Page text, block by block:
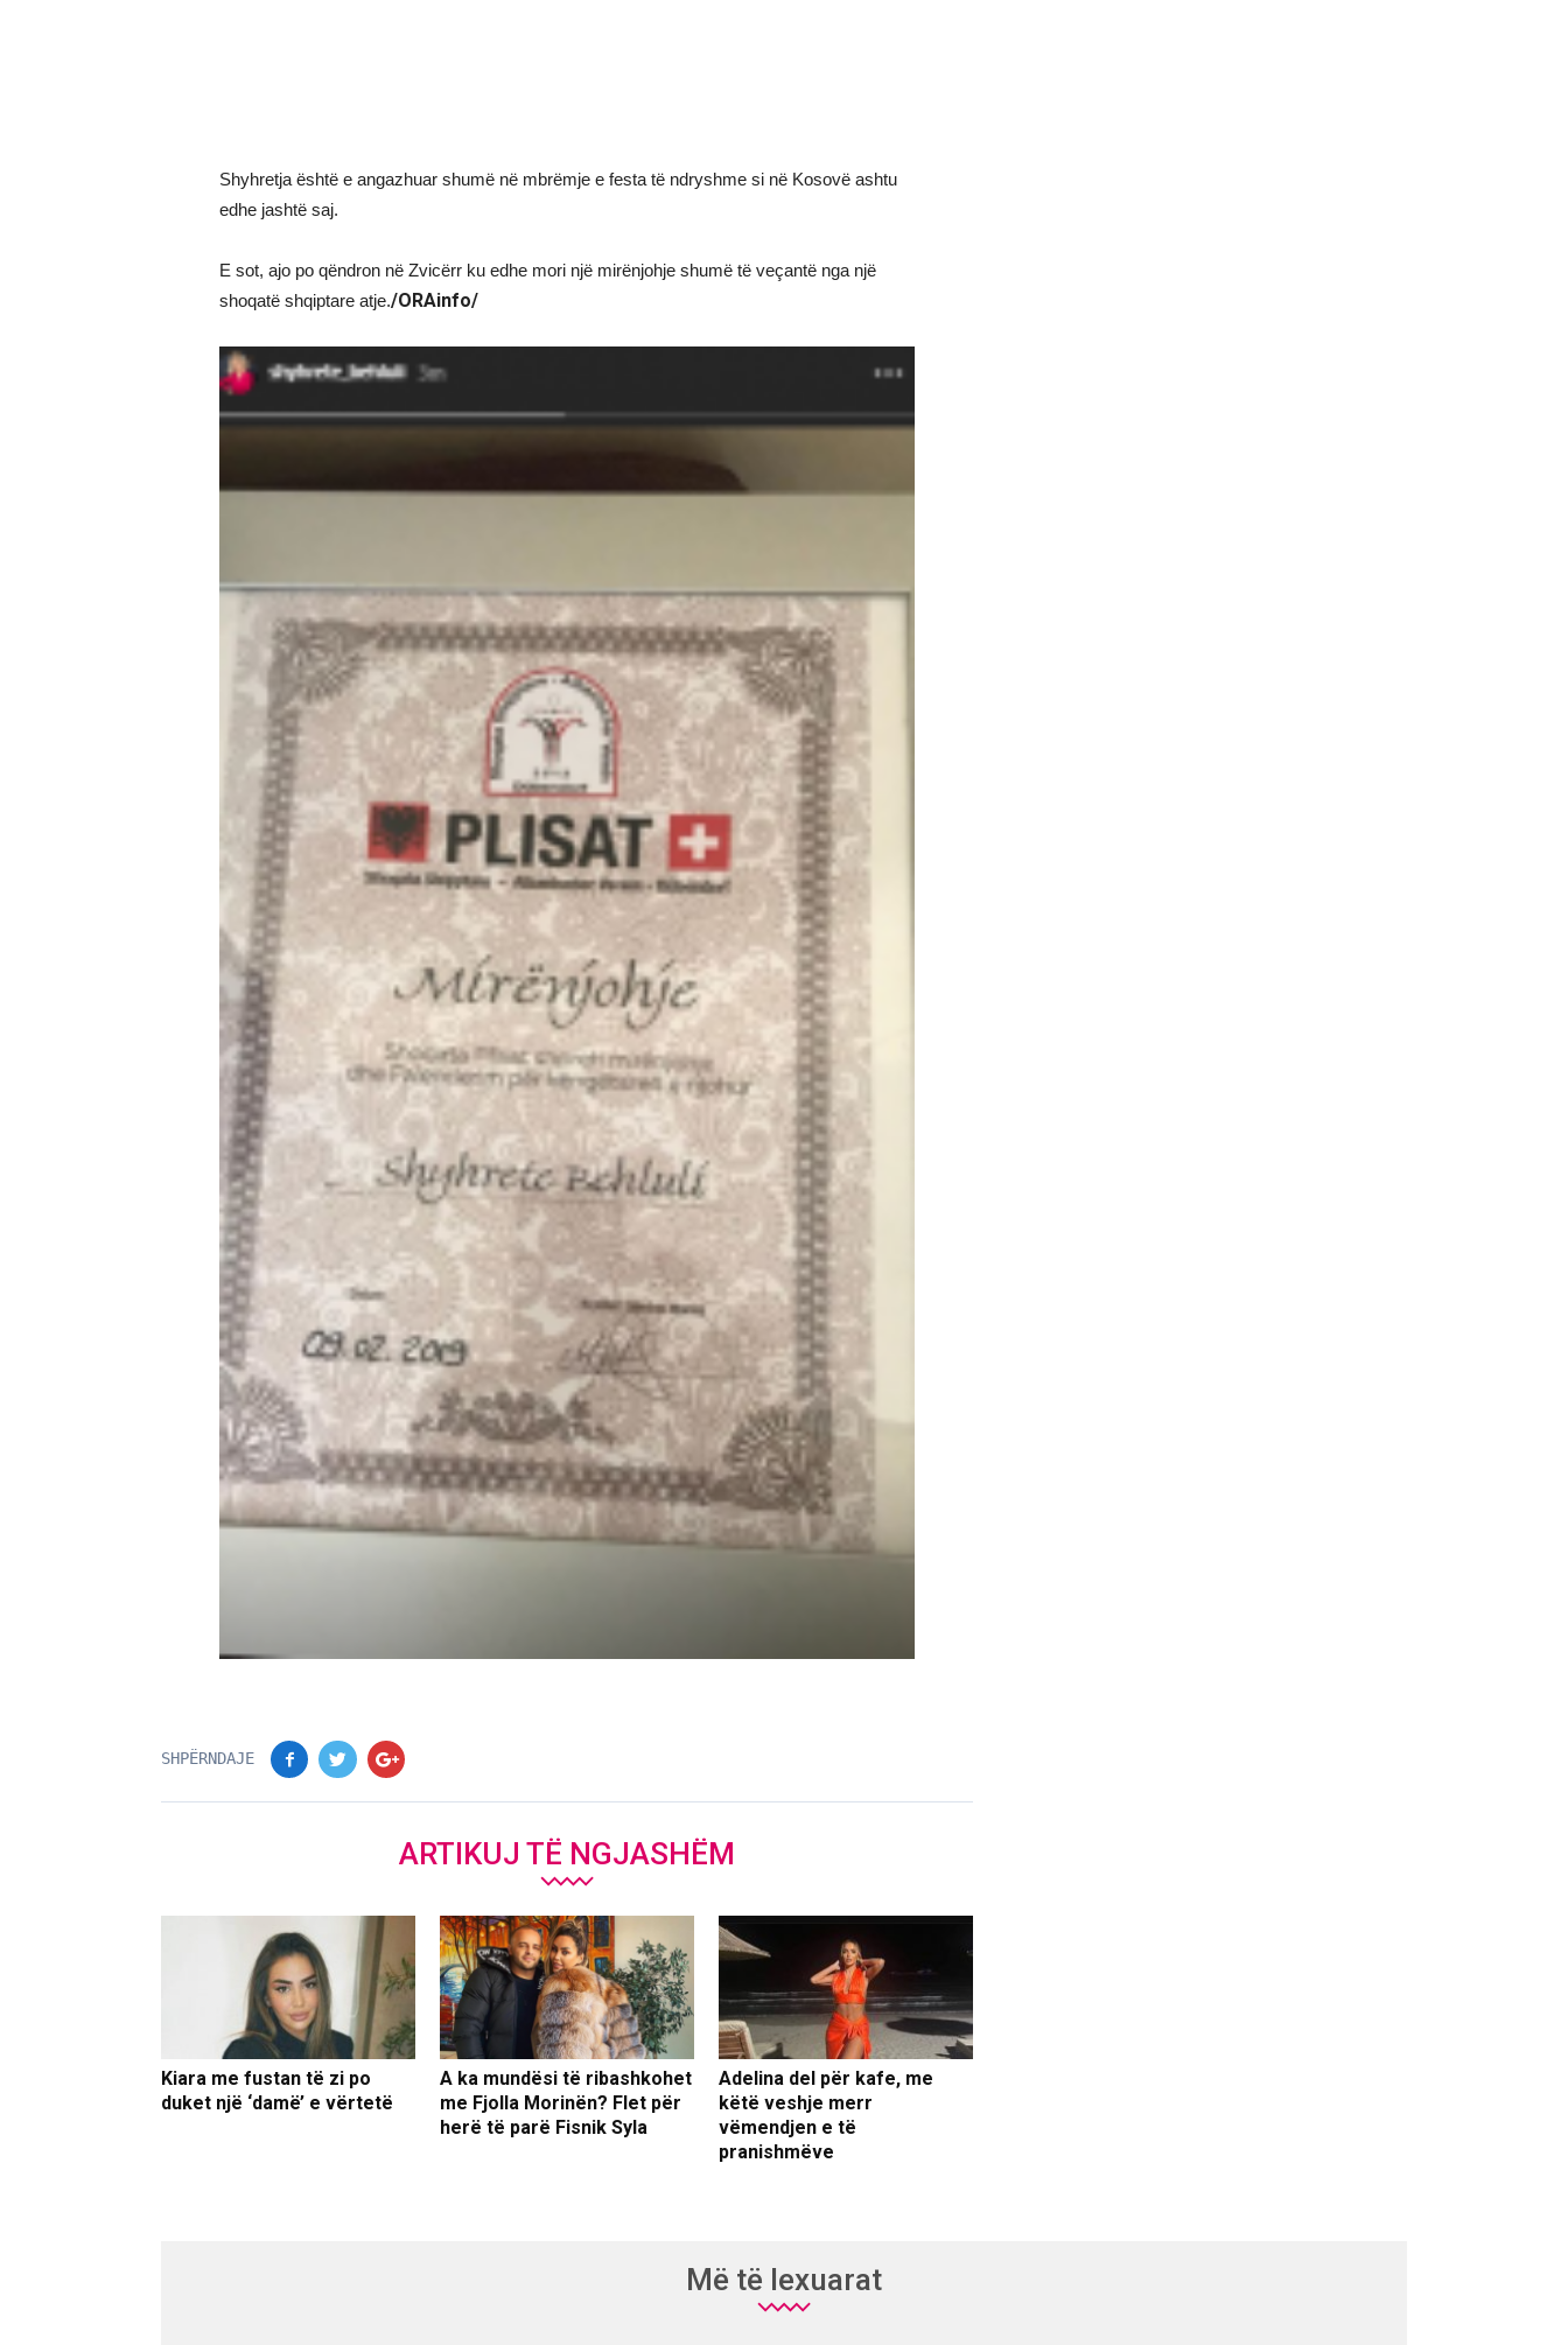
Shyhretja është e angazhuar shumë në mbrëmje e festa të ndryshme si në Kosovë ashtu
edhe jashtë saj.
E sot, ajo po qëndron në Zvicërr ku edhe mori një mirënjohje shumë të veçantë nga një
shoqatë shqiptare atje./ORAinfo/
SHPËRNDAJE
ARTIKUJ TË NGJASHËM
Kiara me fustan të zi po
duket një ‘damë’ e vërtetë
A ka mundësi të ribashkohet
me Fjolla Morinën? Flet për
herë të parë Fisnik Syla
Adelina del për kafe, me
këtë veshje merr
vëmendjen e të
pranishmëve
Më të lexuarat